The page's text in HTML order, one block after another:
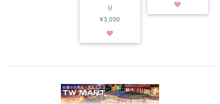
り
¥3,000